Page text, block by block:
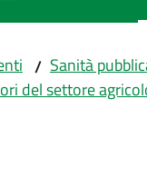
/ Sanità
del settore